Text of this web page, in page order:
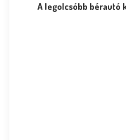
A legolcsóbb bérautó